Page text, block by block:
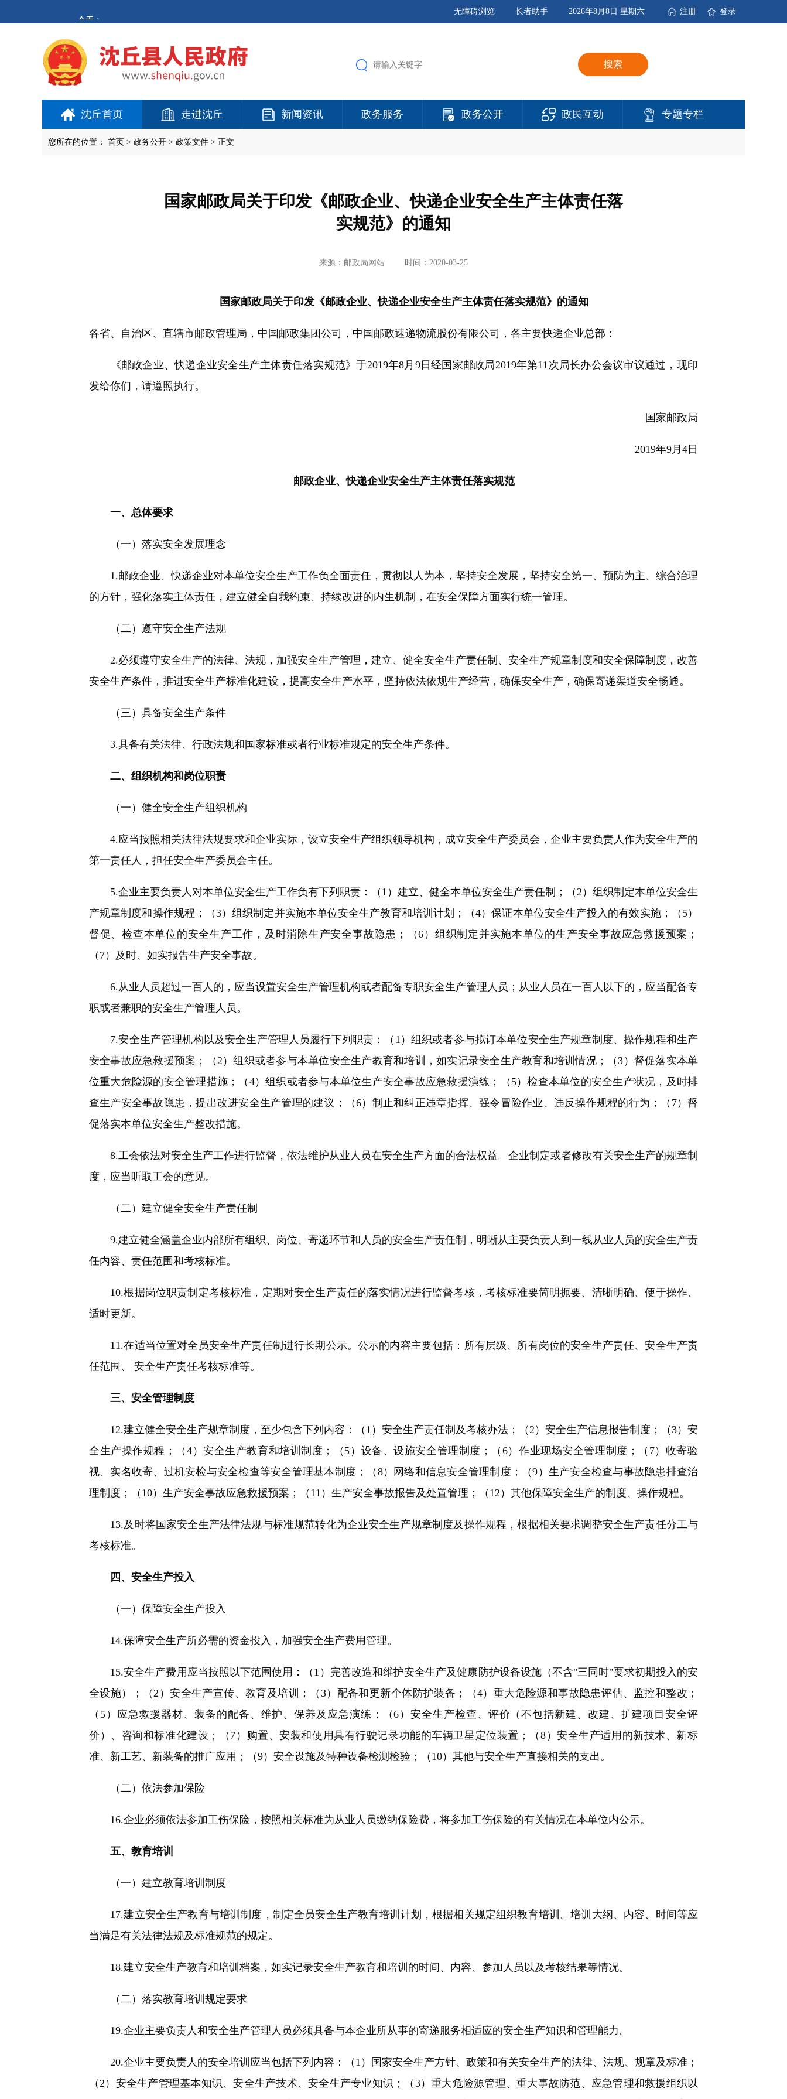
进
登录
注册
2026年8月8日 星期六
长者助手
无障碍浏览
搜索
沈丘首页 走进沈丘 新闻资讯 政务服务 政务公开 政民互动 专题专栏
您所在的位置： 首页 > 政务公开 > 政策文件 > 正文
国家邮政局关于印发《邮政企业、快递企业安全生产主体责任落
实规范》的通知
来源：邮政局网站 时间：2020-03-25
国家邮政局关于印发《邮政企业、快递企业安全生产主体责任落实规范》的通知
各省、自治区、直辖市邮政管理局，中国邮政集团公司，中国邮政速递物流股份有限公司，各主要快递企业总部：
《邮政企业、快递企业安全生产主体责任落实规范》于2019年8月9日经国家邮政局2019年第11次局长办公会议审议通过，现印
发给你们，请遵照执行。
国家邮政局
2019年9月4日
邮政企业、快递企业安全生产主体责任落实规范
一、总体要求
（一）落实安全发展理念
1.邮政企业、快递企业对本单位安全生产工作负全面责任，贯彻以人为本，坚持安全发展，坚持安全第一、预防为主、综合治理
的方针，强化落实主体责任，建立健全自我约束、持续改进的内生机制，在安全保障方面实行统一管理。
（二）遵守安全生产法规
2.必须遵守安全生产的法律、法规，加强安全生产管理，建立、健全安全生产责任制、安全生产规章制度和安全保障制度，改善
安全生产条件，推进安全生产标准化建设，提高安全生产水平，坚持依法依规生产经营，确保安全生产，确保寄递渠道安全畅通。
（三）具备安全生产条件
3.具备有关法律、行政法规和国家标准或者行业标准规定的安全生产条件。
二、组织机构和岗位职责
（一）健全安全生产组织机构
4.应当按照相关法律法规要求和企业实际，设立安全生产组织领导机构，成立安全生产委员会，企业主要负责人作为安全生产的
第一责任人，担任安全生产委员会主任。
5.企业主要负责人对本单位安全生产工作负有下列职责：（1）建立、健全本单位安全生产责任制；（2）组织制定本单位安全生
产规章制度和操作规程；（3）组织制定并实施本单位安全生产教育和培训计划；（4）保证本单位安全生产投入的有效实施；（5）
督促、检查本单位的安全生产工作，及时消除生产安全事故隐患；（6）组织制定并实施本单位的生产安全事故应急救援预案；
（7）及时、如实报告生产安全事故。
6.从业人员超过一百人的，应当设置安全生产管理机构或者配备专职安全生产管理人员；从业人员在一百人以下的，应当配备专
职或者兼职的安全生产管理人员。
7.安全生产管理机构以及安全生产管理人员履行下列职责：（1）组织或者参与拟订本单位安全生产规章制度、操作规程和生产
安全事故应急救援预案；（2）组织或者参与本单位安全生产教育和培训，如实记录安全生产教育和培训情况；（3）督促落实本单
位重大危险源的安全管理措施；（4）组织或者参与本单位生产安全事故应急救援演练；（5）检查本单位的安全生产状况，及时排
查生产安全事故隐患，提出改进安全生产管理的建议；（6）制止和纠正违章指挥、强令冒险作业、违反操作规程的行为；（7）督
促落实本单位安全生产整改措施。
8.工会依法对安全生产工作进行监督，依法维护从业人员在安全生产方面的合法权益。企业制定或者修改有关安全生产的规章制
度，应当听取工会的意见。
（二）建立健全安全生产责任制
9.建立健全涵盖企业内部所有组织、岗位、寄递环节和人员的安全生产责任制，明晰从主要负责人到一线从业人员的安全生产责
任内容、责任范围和考核标准。
10.根据岗位职责制定考核标准，定期对安全生产责任的落实情况进行监督考核，考核标准要简明扼要、清晰明确、便于操作、
适时更新。
11.在适当位置对全员安全生产责任制进行长期公示。公示的内容主要包括：所有层级、所有岗位的安全生产责任、安全生产责
任范围、 安全生产责任考核标准等。
三、安全管理制度
12.建立健全安全生产规章制度，至少包含下列内容：（1）安全生产责任制及考核办法；（2）安全生产信息报告制度；（3）安
全生产操作规程；（4）安全生产教育和培训制度；（5）设备、设施安全管理制度；（6）作业现场安全管理制度；（7）收寄验
视、实名收寄、过机安检与安全检查等安全管理基本制度；（8）网络和信息安全管理制度；（9）生产安全检查与事故隐患排查治
理制度；（10）生产安全事故应急救援预案；（11）生产安全事故报告及处置管理；（12）其他保障安全生产的制度、操作规程。
13.及时将国家安全生产法律法规与标准规范转化为企业安全生产规章制度及操作规程，根据相关要求调整安全生产责任分工与
考核标准。
四、安全生产投入
（一）保障安全生产投入
14.保障安全生产所必需的资金投入，加强安全生产费用管理。
15.安全生产费用应当按照以下范围使用：（1）完善改造和维护安全生产及健康防护设备设施（不含"三同时"要求初期投入的安
全设施）；（2）安全生产宣传、教育及培训；（3）配备和更新个体防护装备；（4）重大危险源和事故隐患评估、监控和整改；
（5）应急救援器材、装备的配备、维护、保养及应急演练；（6）安全生产检查、评价（不包括新建、改建、扩建项目安全评
价）、咨询和标准化建设；（7）购置、安装和使用具有行驶记录功能的车辆卫星定位装置；（8）安全生产适用的新技术、新标
准、新工艺、新装备的推广应用；（9）安全设施及特种设备检测检验；（10）其他与安全生产直接相关的支出。
（二）依法参加保险
16.企业必须依法参加工伤保险，按照相关标准为从业人员缴纳保险费，将参加工伤保险的有关情况在本单位内公示。
五、教育培训
（一）建立教育培训制度
17.建立安全生产教育与培训制度，制定全员安全生产教育培训计划，根据相关规定组织教育培训。培训大纲、内容、时间等应
当满足有关法律法规及标准规范的规定。
18.建立安全生产教育和培训档案，如实记录安全生产教育和培训的时间、内容、参加人员以及考核结果等情况。
（二）落实教育培训规定要求
19.企业主要负责人和安全生产管理人员必须具备与本企业所从事的寄递服务相适应的安全生产知识和管理能力。
20.企业主要负责人的安全培训应当包括下列内容：（1）国家安全生产方针、政策和有关安全生产的法律、法规、规章及标准；
（2）安全生产管理基本知识、安全生产技术、安全生产专业知识；（3）重大危险源管理、重大事故防范、应急管理和救援组织以